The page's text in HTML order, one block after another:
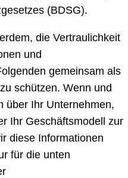
(BDSG).
die Vertraulichkeit
und
gemeinsam als
schützen. Wenn und
über Ihr Unternehmen,
Ihr Geschäftsmodell zur
diese Informationen
für die unten